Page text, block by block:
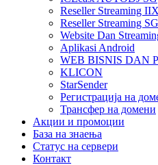
Reseller Streaming IIX
Reseller Streaming SG
Website Dan
Aplikasi Android
WEB BISNIS DAN
KLICON
StarSender
Регистрација на
Трансфер на домени
Акции и промоции
База на знаења
Статус на сервери
Контакт